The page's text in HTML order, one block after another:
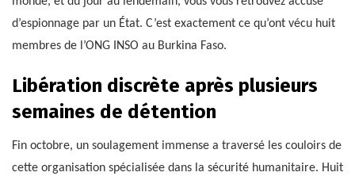
d’espionnage par un État. C’est exactement ce qu’ont vécu huit
membres de l’ONG INSO au Burkina Faso.
Libération discrète après plusieurs
semaines de détention
Fin octobre, un soulagement immense a traversé les couloirs de
cette organisation spécialisée dans la sécurité humanitaire. Huit